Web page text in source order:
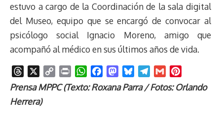
estuvo a cargo de la Coordinación de la sala digital
del Museo, equipo que se encargó de convocar al
psicólogo social Ignacio Moreno, amigo que
acompañó al médico en sus últimos años de vida.
h
e
o
r
W
h
a
M
a
l
e
m
i
Prensa MPPC (Texto: Roxana Parra / Fotos: Orlando
Herrera)